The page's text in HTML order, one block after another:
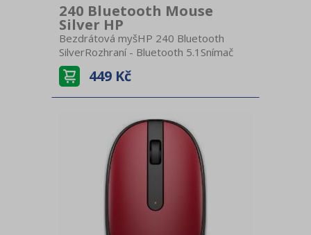
240 Bluetooth Mouse
Silver HP
Bezdrátová myšHP 240 Bluetooth
SilverRozhraní - Bluetooth 5.1Snímač
pohybu - optickýRozlišení senzoru -
1600 dpiBaterie - 1x AAVýdrž baterie až
15 měsícůRozměry - 10,7 × 6,5 × 2,93
449 Kč